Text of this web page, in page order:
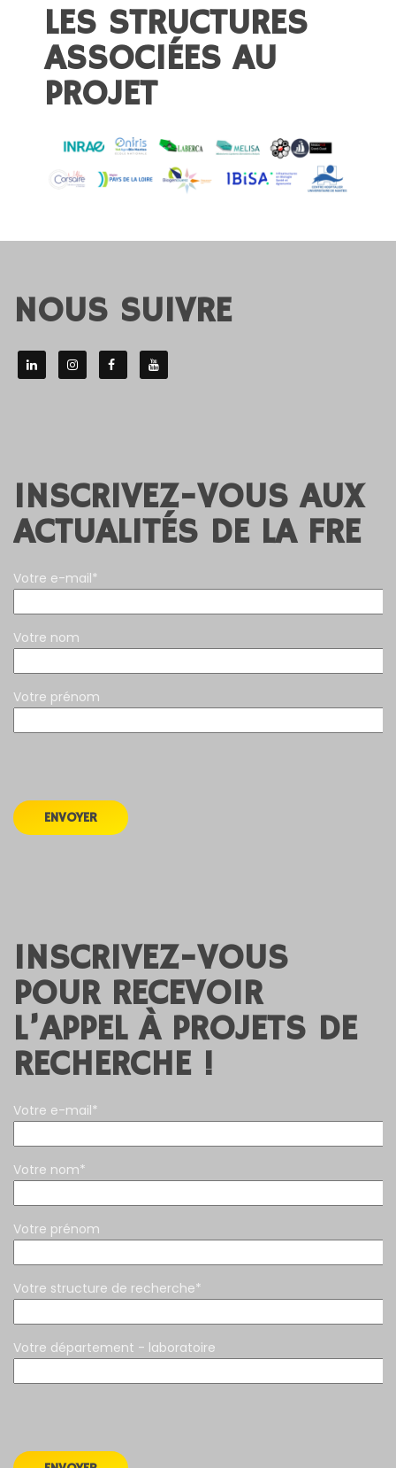
LES STRUCTURES
ASSOCIÉES AU
PROJET
NOUS SUIVRE
INSCRIVEZ-VOUS AUX
ACTUALITÉS DE LA FRE
Votre e-mail*
Votre nom
Votre prénom
INSCRIVEZ-VOUS
POUR RECEVOIR
L’APPEL À PROJETS DE
RECHERCHE !
Votre e-mail*
Votre nom*
Votre prénom
Votre structure de recherche*
Votre département - laboratoire